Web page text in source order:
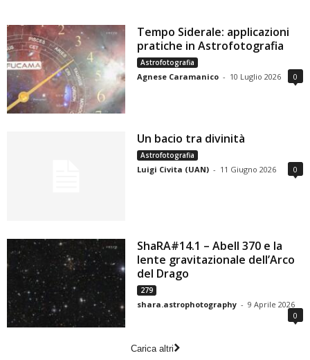
Tempo Siderale: applicazioni
pratiche in Astrofotografia
Astrofotografia
Agnese Caramanico - 10 Luglio 2026 0
Un bacio tra divinità
Astrofotografia
Luigi Civita (UAN) - 11 Giugno 2026 0
ShaRA#14.1 – Abell 370 e la
lente gravitazionale dell’Arco
del Drago
279
shara.astrophotography - 9 Aprile 2026
0
Carica altri